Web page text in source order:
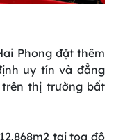
Phong đặt thêm
uy tín và đẳng
thị trường bất
tại tọa độ